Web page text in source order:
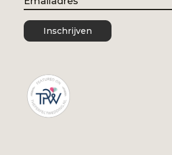
Inschrijven